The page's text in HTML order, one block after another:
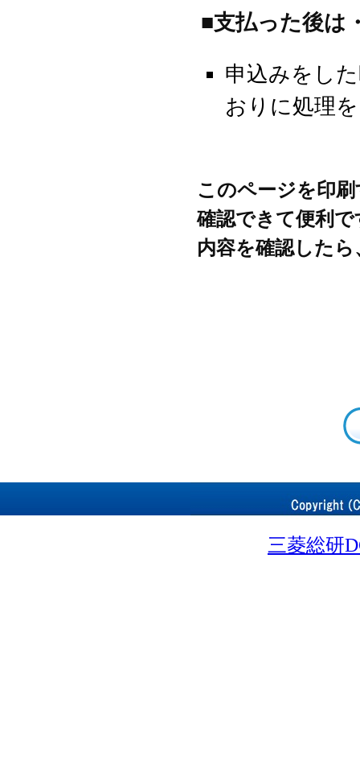
■支払った後は
申込みをし
おりに処理
このページを印
確認できて便利で
内容を確認した
三菱総研